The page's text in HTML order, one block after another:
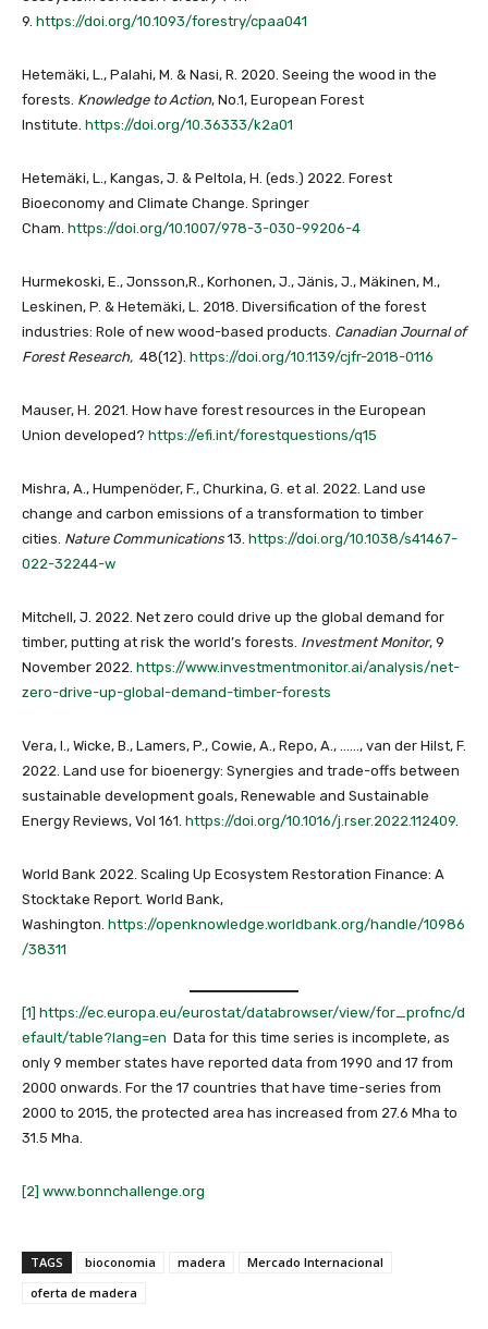
9. https://doi.org/10.1093/forestry/cpaa041
Hetemäki, L., Palahi, M. & Nasi, R. 2020. Seeing the wood in the
forests. Knowledge to Action, No.1, European Forest
Institute. https://doi.org/10.36333/k2a01
Hetemäki, L., Kangas, J. & Peltola, H. (eds.) 2022. Forest
Bioeconomy and Climate Change. Springer
Cham. https://doi.org/10.1007/978-3-030-99206-4
Hurmekoski, E., Jonsson,R., Korhonen, J., Jänis, J., Mäkinen, M.,
Leskinen, P. & Hetemäki, L. 2018. Diversification of the forest
industries: Role of new wood-based products. Canadian Journal of
Forest Research, 48(12). https://doi.org/10.1139/cjfr-2018-0116
Mauser, H. 2021. How have forest resources in the European
Union developed? https://efi.int/forestquestions/q15
Mishra, A., Humpenöder, F., Churkina, G. et al. 2022. Land use
change and carbon emissions of a transformation to timber
cities. Nature Communications 13. https://doi.org/10.1038/s41467-
022-32244-w
Mitchell, J. 2022. Net zero could drive up the global demand for
timber, putting at risk the world’s forests. Investment Monitor, 9
November 2022. https://www.investmentmonitor.ai/analysis/net-
zero-drive-up-global-demand-timber-forests
Vera, I., Wicke, B., Lamers, P., Cowie, A., Repo, A., ……, van der Hilst, F.
2022. Land use for bioenergy: Synergies and trade-offs between
sustainable development goals, Renewable and Sustainable
Energy Reviews, Vol 161. https://doi.org/10.1016/j.rser.2022.112409.
World Bank 2022. Scaling Up Ecosystem Restoration Finance: A
Stocktake Report. World Bank,
Washington. https://openknowledge.worldbank.org/handle/10986
/38311
[1] https://ec.europa.eu/eurostat/databrowser/view/for_profnc/d
efault/table?lang=en Data for this time series is incomplete, as
only 9 member states have reported data from 1990 and 17 from
2000 onwards. For the 17 countries that have time-series from
2000 to 2015, the protected area has increased from 27.6 Mha to
31.5 Mha.
[2] www.bonnchallenge.org
TAGS bioconomia madera
Mercado Internacional
oferta de madera